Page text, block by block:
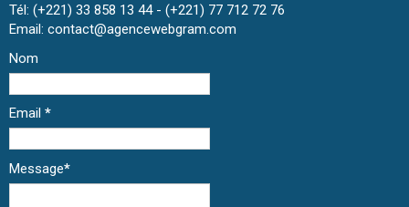
Tél: (+221) 33 858 13 44 - (+221) 77 712 72 76
Email: contact@agencewebgram.com
Nom
Email *
Message*